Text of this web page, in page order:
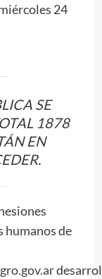
24
SE
1878
EN
humanos de